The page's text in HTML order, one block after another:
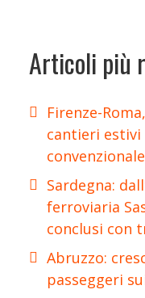
Articoli più
Firenze-
cantieri estivi
convenzionale
Sardegna:
ferroviaria
conclusi con
Abruzzo:
passeggeri